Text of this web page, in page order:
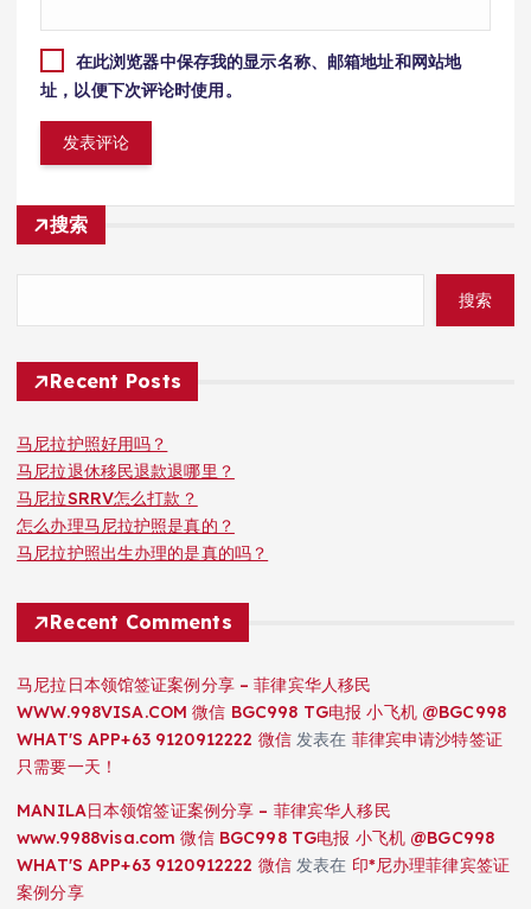
在此浏览器中保存我的显示名称、邮箱地址和网站地
址，以便下次评论时使用。
搜索
搜索
Recent Posts
马尼拉护照好用吗？
马尼拉退休移民退款退哪里？
马尼拉SRRV怎么打款？
怎么办理马尼拉护照是真的？
马尼拉护照出生办理的是真的吗？
Recent Comments
马尼拉日本领馆签证案例分享 – 菲律宾华人移民
WWW.998VISA.COM 微信 BGC998 TG电报 小飞机 @BGC998
WHAT'S APP+63 9120912222 微信发表在 菲律宾申请沙特签证
只需要一天！
MANILA日本领馆签证案例分享 – 菲律宾华人移民
www.9988visa.com 微信 BGC998 TG电报 小飞机 @BGC998
WHAT'S APP+63 9120912222 微信发表在 印*尼办理菲律宾签证
案例分享